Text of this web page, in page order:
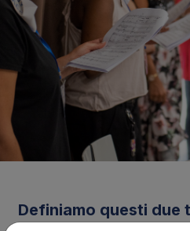
Definiamo questi due